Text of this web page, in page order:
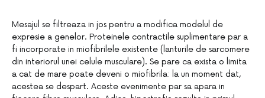
Mesajul se filtreaza in jos pentru a modifica modelul de
expresie a genelor. Proteinele contractile suplimentare par a
fi incorporate in miofibrilele existente (lanturile de sarcomere
din interiorul unei celule musculare). Se pare ca exista o limita
a cat de mare poate deveni o miofibrila: la un moment dat,
acestea se despart. Aceste evenimente par sa apara in